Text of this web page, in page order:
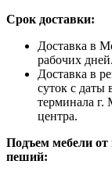
Срок доставки:
Доставка в
рабочих дней.
Доставка в
суток с даты
терминала г.
центра.
Подъем мебели от
пеший: